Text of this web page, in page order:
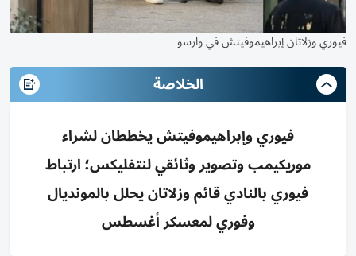
فيوري وزلاتان إبراهيموفيتش في وارسو
الخلاصة
فيوري وإبراهيموفيتش يخططان لشراء
موريكيمب وتصوير وثائقي لنتفليكس؛ ارتباط
فيوري بالنادي قائم وزلاتان يحلل بالمونديال
وفوري لمعسكر أغسطس